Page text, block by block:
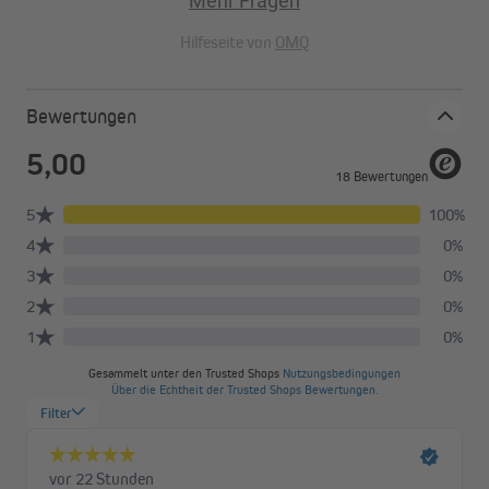
Hilfeseite von OMQ
Bewertungen